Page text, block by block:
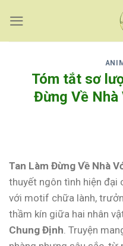
content
Tóm tắt sơ
Đừng Về Nhà
Tan Làm Đừng Về Nhà
thuyết ngôn tình hiện đại
với motif chữa lành,
thầm kín giữa hai nhân
Chung Định . Truyện